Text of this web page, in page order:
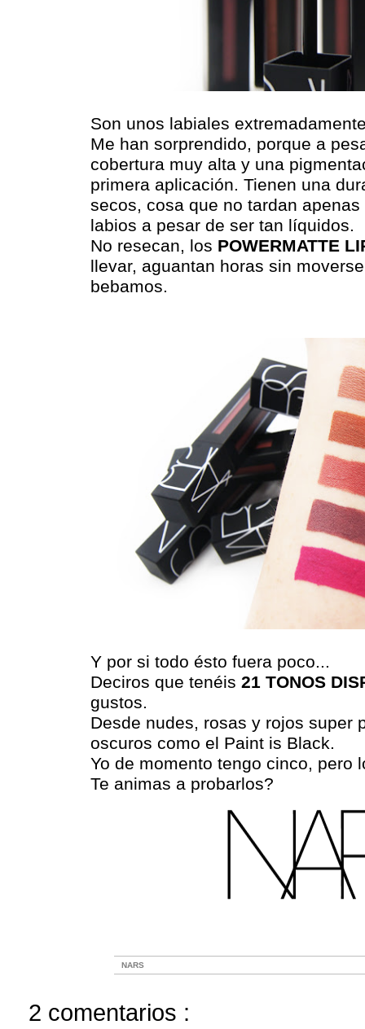
Son unos labiales
Me han sorprendido, porque a
cobertura muy alta y una
primera aplicación. Tienen una
secos, cosa que no tardan
labios a pesar de ser tan líquidos.
No resecan, los POWERMATTE
llevar, aguantan horas sin
bebamos.
Y por si todo ésto fuera poco...
Deciros que tenéis 21 TONOS
gustos.
Desde nudes, rosas y rojos super
oscuros como el Paint is Black.
Yo de momento tengo cinco, pero
Te animas a probarlos?
NARS
2 comentarios :